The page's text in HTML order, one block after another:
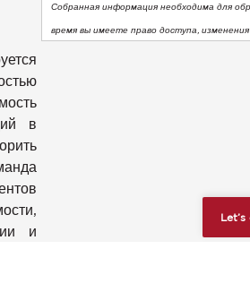
в
и
Собранная информация необходима для
время вы имеете право доступа,
нормативным